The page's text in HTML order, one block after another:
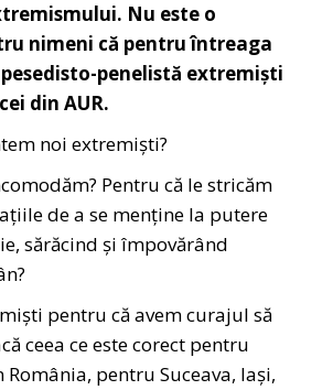
Nu este o
nimeni că pentru întreaga
penelistă extremiști
din AUR.
noi extremiști?
Pentru că le stricăm
de a se menține la putere
sărăcind și împovărând
pentru că avem curajul să
ceea ce este corect pentru
România, pentru Suceava, Iași,